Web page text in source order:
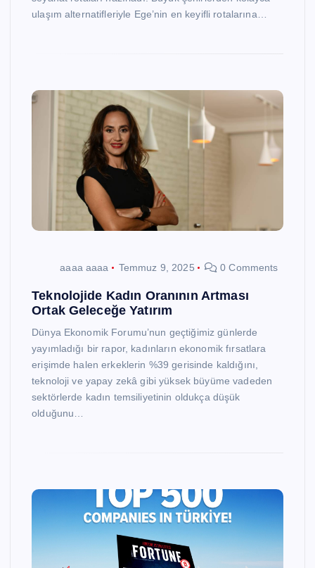
ulaşım alternatifleriyle Ege’nin en keyifli rotalarına…
aaaa aaaa Temmuz 9, 2025 0 Comments
Teknolojide Kadın Oranının Artması
Ortak Geleceğe Yatırım
Dünya Ekonomik Forumu’nun geçtiğimiz günlerde
yayımladığı bir rapor, kadınların ekonomik fırsatlara
erişimde halen erkeklerin %39 gerisinde kaldığını,
teknoloji ve yapay zekâ gibi yüksek büyüme vadeden
sektörlerde kadın temsiliyetinin oldukça düşük
olduğunu…